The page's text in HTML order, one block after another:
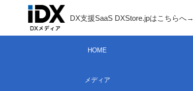
テ
DX支援SaaS DXStore.jpはこちらへ→​
HOME
メディア